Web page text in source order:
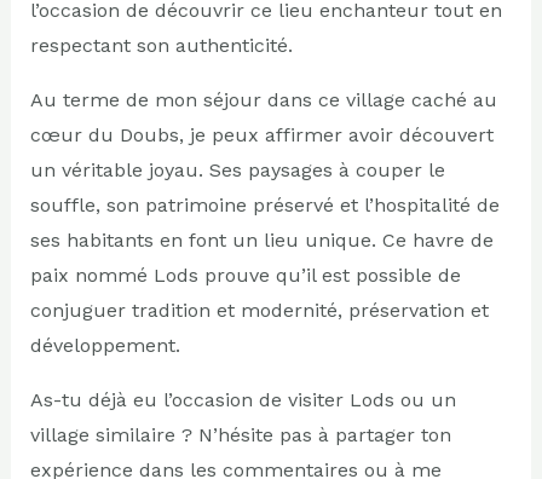
l’occasion de découvrir ce lieu enchanteur tout en
respectant son authenticité.
Au terme de mon séjour dans ce village caché au
cœur du Doubs, je peux affirmer avoir découvert
un véritable joyau. Ses paysages à couper le
souffle, son patrimoine préservé et l’hospitalité de
ses habitants en font un lieu unique. Ce havre de
paix nommé Lods prouve qu’il est possible de
conjuguer tradition et modernité, préservation et
développement.
As-tu déjà eu l’occasion de visiter Lods ou un
village similaire ? N’hésite pas à partager ton
expérience dans les commentaires ou à me